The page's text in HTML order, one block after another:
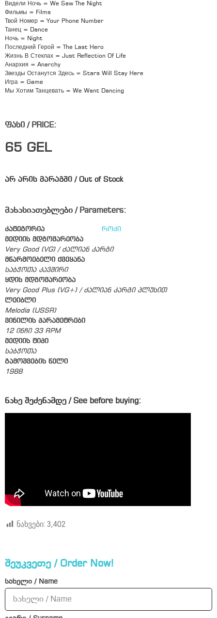
Видели Ночь = We Saw The Night
Фильмы = Films
Твой Номер = Your Phone Number
Танец = Dance
Ночь = Night
Последний Герой = The Last Hero
Жизнь В Стеклах = Just Reflection Of Life
Анархия = Anarchy
Звезды Останутся Здесь = Stars Will Stay Here
Игра = Game
Мы Хотим Танцевать = We Want Dancing
ფასი / PRICE:
65 GEL
არ არის მარაგში / Out of Stock
მახასიათებლები / Parameters:
კატეგორია
როკი
მედიის მდგომარეობა
Very Good (VG) / ძალიან კარგი
მწარმოებელი ქვეყანა
საბჭოთა კავშირი
ყდის მდგომარეობა
Very Good Plus (VG+) / ძალიან კარგი პლუსით
ლეიბლი
Melodia (USSR)
ვინილის პარამეტრები
12 ინჩი 33 RPM
მედიის ტიპი
საბჭოთა
გამოშვების წელი
1988
ნახე შეძენამდე / See before buying:
ნახვები: 3,402
შეუკვეთე / Order Now!
სახელი / Name